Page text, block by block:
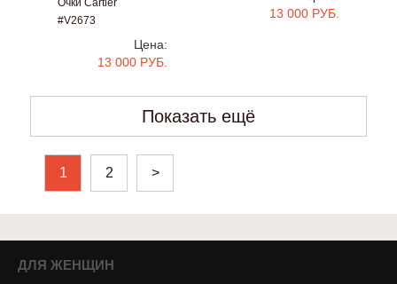
#V2673
Цена:
13 000 РУБ.
13 000 РУБ.
Показать ещё
1 2 >
ДЛЯ ЖЕНЩИН